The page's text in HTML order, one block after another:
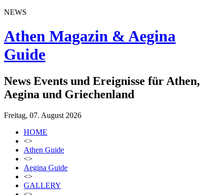
NEWS
Athen Magazin & Aegina
Guide
News Events und Ereignisse für Athen,
Aegina und Griechenland
Freitag, 07. August 2026
HOME
<>
Athen Guide
<>
Aegina Guide
<>
GALLERY